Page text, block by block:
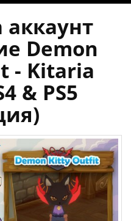
аккаунт
Demon
- Kitaria
& PS5